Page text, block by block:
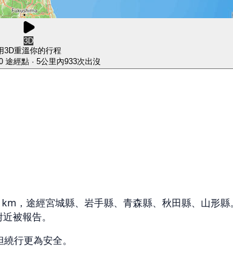
3D
3D重溫你的行程
途經點· 5公里內933次出沒
，途經宮城縣、岩手縣、青森縣、秋田縣、山形
被報告。
行更為安全。